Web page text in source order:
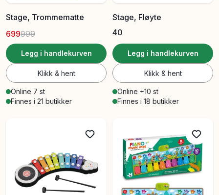
Stage, Trommematte
699999
Legg i handlekurven
Klikk & hent
Online 7 st
Finnes i 21 butikker
Stage, Fløyte
40
Legg i handlekurven
Klikk & hent
Online +10 st
Finnes i 18 butikker